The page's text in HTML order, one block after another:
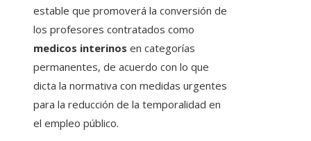
estable que promoverá la conversión de
los profesores contratados como
medicos interinos en categorías
permanentes, de acuerdo con lo que
dicta la normativa con medidas urgentes
para la reducción de la temporalidad en
el empleo público.